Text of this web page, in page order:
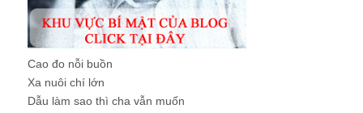
Cao đo nỗi buồn
Xa nuôi chí lớn
Dẫu làm sao thì cha vẫn muốn